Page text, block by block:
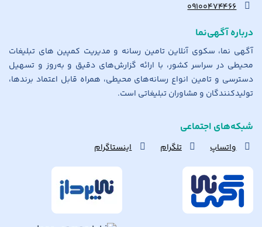
۰۹۱۰۰۴۷۴۴۶۶
درباره آگهی‌نما
آگهی نما، سکوی آنلاین تامین رسانه و مدیریت کمپین های تبلیغات
محیطی در سراسر کشور، با ارائه گزارش‌های دقیق و به‌روز و تسهیل
دسترسی و تامین انواع رسانه‌های محیطی، همراه قابل اعتماد برندها،
تولیدکنندگان و مشاوران تبلیغاتی است.
شبکه‌های اجتماعی
واتساپ تلگرام اینستاگرام